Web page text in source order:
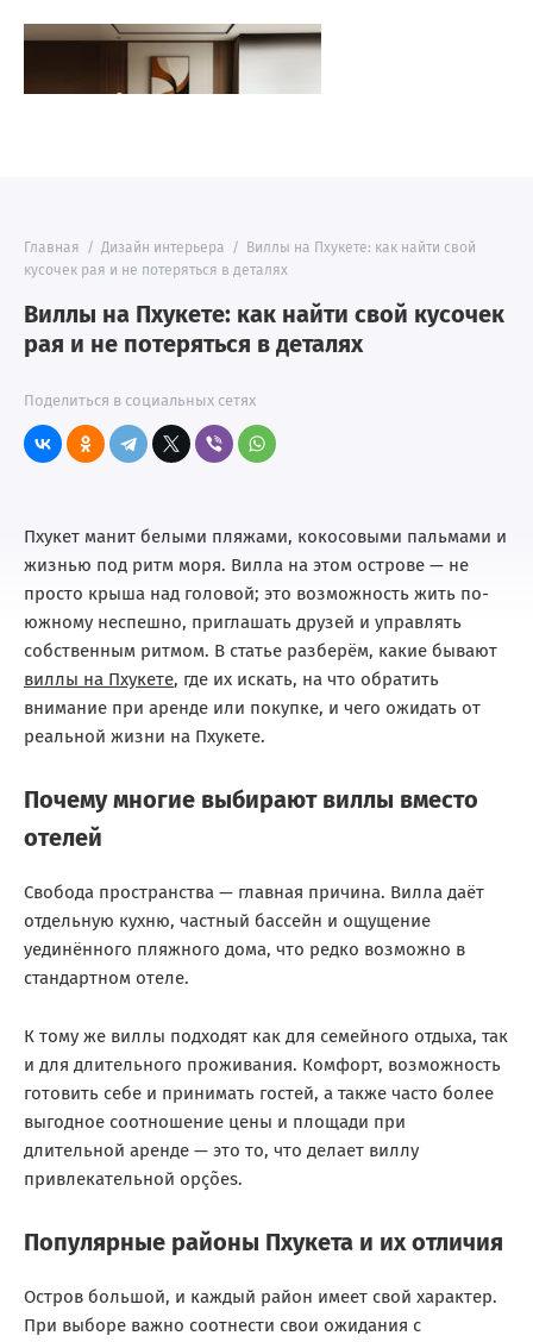
Главная / Дизайн интерьера /
Виллы на Пхукете: как найти свой
кусочек рая и не потеряться в деталях
Виллы на Пхукете: как найти свой кусочек
рая и не потеряться в деталях
Поделиться в социальных сетях
Пхукет манит белыми пляжами, кокосовыми пальмами и
жизнью под ритм моря. Вилла на этом острове — не
просто крыша над головой; это возможность жить по-
южному неспешно, приглашать друзей и управлять
собственным ритмом. В статье разберём, какие бывают
виллы на Пхукете, где их искать, на что обратить
внимание при аренде или покупке, и чего ожидать от
реальной жизни на Пхукете.
Почему многие выбирают виллы вместо
отелей
Свобода пространства — главная причина. Вилла даёт
отдельную кухню, частный бассейн и ощущение
уединённого пляжного дома, что редко возможно в
стандартном отеле.
К тому же виллы подходят как для семейного отдыха, так
и для длительного проживания. Комфорт, возможность
готовить себе и принимать гостей, а также часто более
выгодное соотношение цены и площади при
длительной аренде — это то, что делает виллу
привлекательной opções.
Популярные районы Пхукета и их отличия
Остров большой, и каждый район имеет свой характер.
При выборе важно соотнести свои ожидания с